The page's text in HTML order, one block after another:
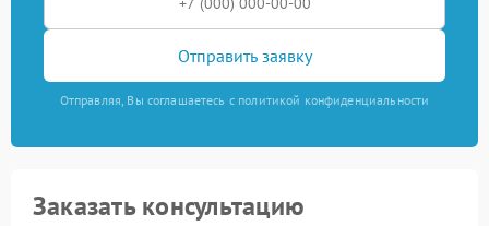
Отправить заявку
Отправляя, Вы соглашаетесь с политикой конфиденциальности
Заказать консультацию